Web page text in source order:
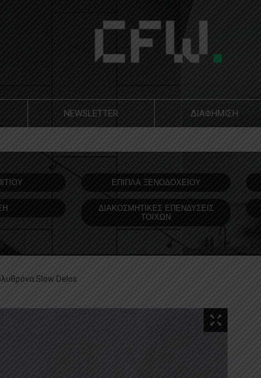
NEWSLETTER ΔΙΑΦΗΜΙΣΗ
ΕΠΙΠΛΑ ΞΕΝΟΔOΧΕΙΟΥ
ΔΙΑΚΟΣΜΗΤΙΚΕΣ ΕΠΕΝΔΥΣΕΙΣ
ΤΟΙΧΩΝ
Slow Delos